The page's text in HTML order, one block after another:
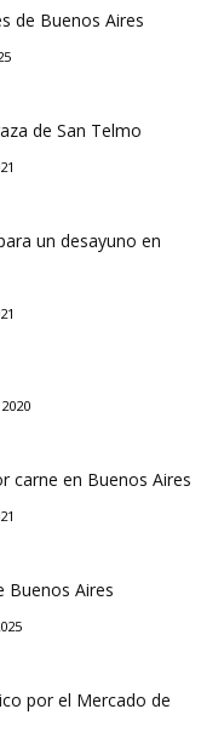
de Buenos Aires
de San Telmo
un desayuno en
carne en Buenos Aires
Buenos Aires
por el Mercado de